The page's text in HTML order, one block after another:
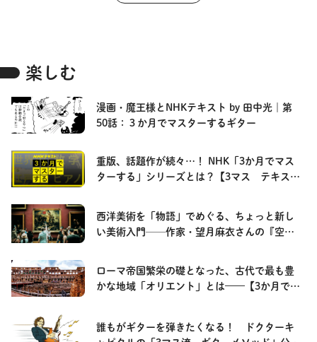
楽しむ
漫画・魔王様とNHKテキスト by 田中光｜第
50話：３か月でマスターするギター
重版、話題作が続々…！ NHK「3か月でマス
ターする」シリーズとは？【3マス テキスト
西洋美術を「物語」でめぐる、ちょっと新し
い美術入門──作家・望月麻衣さんの『空想
ローマ帝国繁栄の礎となった、古代で最も豊
かな地域「オリエント」とは——【3か月でマ
誰もがギターを弾きたくなる！ ドクターキ